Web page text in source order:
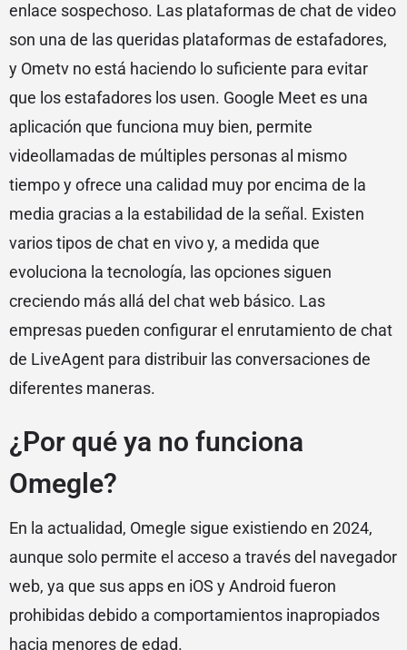
enlace sospechoso. Las plataformas de chat de video
son una de las queridas plataformas de estafadores,
y Ometv no está haciendo lo suficiente para evitar
que los estafadores los usen. Google Meet es una
aplicación que funciona muy bien, permite
videollamadas de múltiples personas al mismo
tiempo y ofrece una calidad muy por encima de la
media gracias a la estabilidad de la señal. Existen
varios tipos de chat en vivo y, a medida que
evoluciona la tecnología, las opciones siguen
creciendo más allá del chat web básico. Las
empresas pueden configurar el enrutamiento de chat
de LiveAgent para distribuir las conversaciones de
diferentes maneras.
¿Por qué ya no funciona
Omegle?
En la actualidad, Omegle sigue existiendo en 2024,
aunque solo permite el acceso a través del navegador
web, ya que sus apps en iOS y Android fueron
prohibidas debido a comportamientos inapropiados
hacia menores de edad.